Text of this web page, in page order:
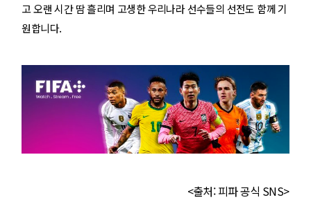
고 오랜 시간 땀 흘리며 고생한 우리나라 선수들의 선전도 함께 기
원합니다.
<출처: 피파 공식 SNS>